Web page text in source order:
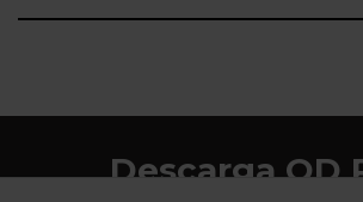
Descarga QD